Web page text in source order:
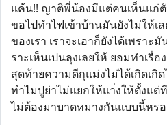
แค้น!! ญาติพี่น้องมีแต่คนเห็นแก่
ขอไปทำไฟเข้าบ้านมันยังไม่ให้เ
ของเรา เราจะเอาก็ยังได้เพราะ
ราะเห็นเปนลุงเลยให้ ยอมทำเรื่อ
สุดท้ายความดีกุแม่งไม่ได้เกิดเกิ
ทำไมปูย่าไม่แยกให้แา่งให้ตั้งแต่
ไม่ต้องมาบาดหมางกันแบบนี้หร